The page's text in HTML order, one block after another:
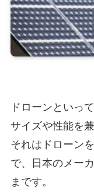
ドローンといっ
サイズや性能を
それはドローン
で、日本のメー
まです。